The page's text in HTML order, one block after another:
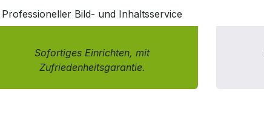
Professioneller Bild- und Inhaltsservice
Sofortiges Einrichten, mit
Zufriedenheitsgarantie.